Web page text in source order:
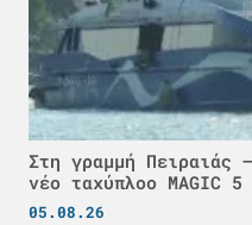
Στη γραμμή Πειραιάς
νέο ταχύπλοο MAGIC
05.08.26